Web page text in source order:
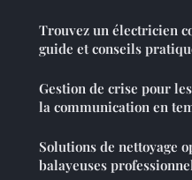
Trouvez un électricien
guide et conseils
Gestion de crise pour
la communication en
Solutions de nettoyage
balayeuses